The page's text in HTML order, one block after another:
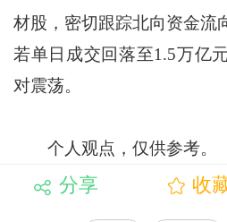
材股，密切跟踪北向资金流
若单日成交回落至1.5万亿
对震荡。
个人观点，仅供参考。
分享 收